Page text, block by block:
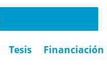
Tesis Financiación